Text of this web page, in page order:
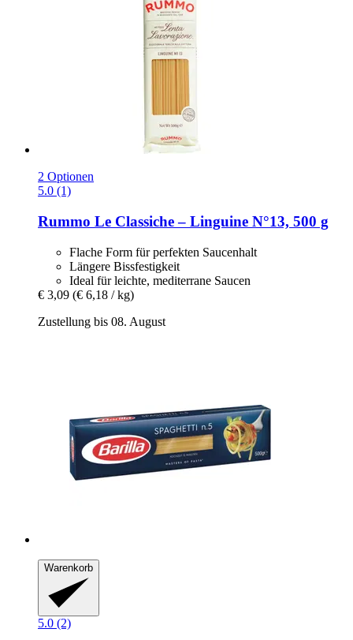
2 Optionen
5.0 (1)
Rummo Le Classiche – Linguine N°13, 500 g
Flache Form für perfekten Saucenhalt
Längere Bissfestigkeit
Ideal für leichte, mediterrane Saucen
€ 3,09 (€ 6,18 / kg)
Zustellung bis 08. August
Warenkorb
5.0 (2)